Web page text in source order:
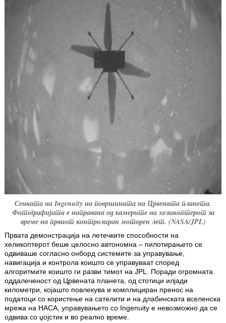
Сенката на Ingenuity на површината на Црвената планета.
Фотографијата е направана од камерите на хеликоптерот за
време на првиот контролиран моторен лет. (NASA/JPL)
Првата демонстрација на летечките способности на
хеликоптерот беше целосно автономна – пилотирањето се
одвиваше согласно онборд системите за управување,
навигација и контрола коишто се управуваат според
алгоритмите коишто ги разви тимот на JPL. Поради огромната
оддалеченост од Црвената планета, од стотици илјади
километри, којашто повлекува и комплициран пренос на
податоци со користење на сателити и на длабинската вселенска
мрежа на НАСА, управувањето со Ingenuity е невозможно да се
одвива со џојстик и во реално време.